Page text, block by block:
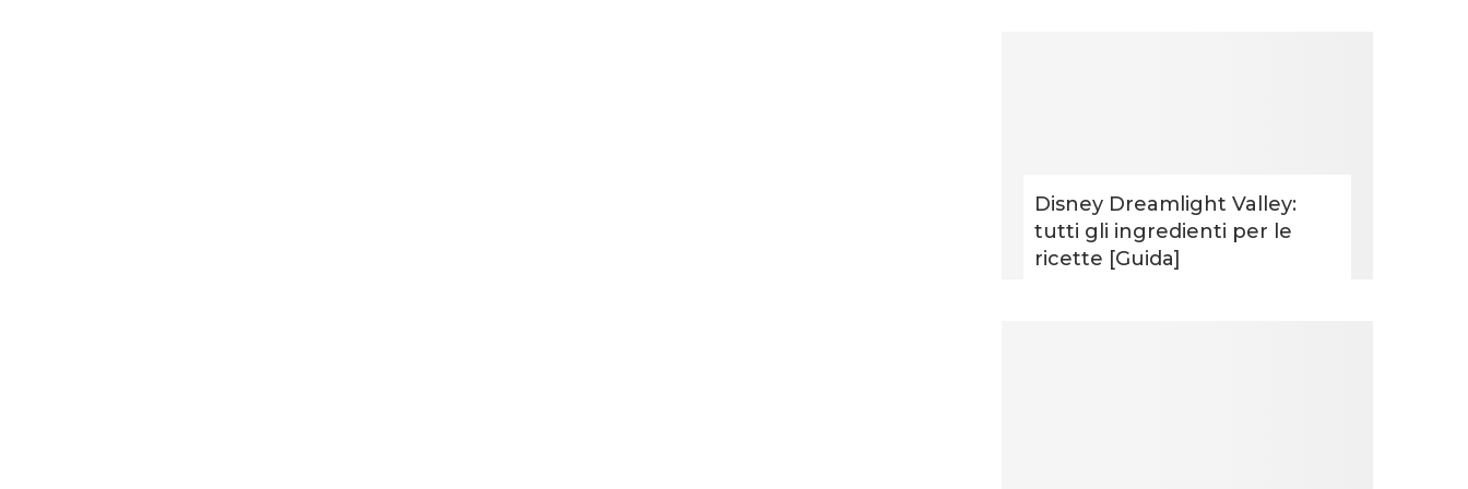
Disney Dreamlight Valley:
tutti gli ingredienti per le
ricette [Guida]